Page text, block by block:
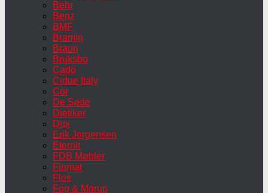
Behr
Benz
BMF
Bramin
Braun
Bruksbo
Cado
Cidue Italy
Cor
De Sede
Dietiker
Dux
Erik Jorgensen
Eternit
FDB Møbler
Finmar
Flos
Fog & Morup